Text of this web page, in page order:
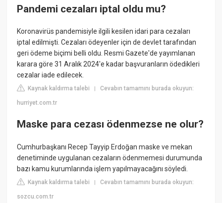
Pandemi cezaları iptal oldu mu?
Koronavirüs pandemisiyle ilgili kesilen idari para cezaları
iptal edilmişti. Cezaları ödeyenler için de devlet tarafından
geri ödeme biçimi belli oldu. Resmi Gazete'de yayımlanan
karara göre 31 Aralık 2024'e kadar başvuranların ödedikleri
cezalar iade edilecek.
Kaynak kaldırma talebi |Cevabın tamamını burada okuyun:
hurriyet.com.tr
Maske para cezası ödenmezse ne olur?
Cumhurbaşkanı Recep Tayyip Erdoğan maske ve mekan
denetiminde uygulanan cezaların ödenmemesi durumunda
bazı kamu kurumlarında işlem yapılmayacağını söyledi.
Kaynak kaldırma talebi |Cevabın tamamını burada okuyun:
sozcu.com.tr